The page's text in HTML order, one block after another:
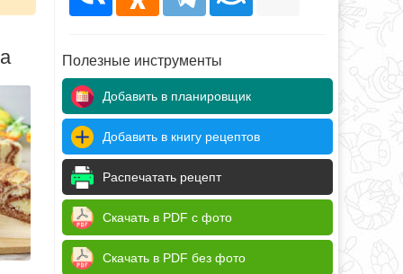
Полезные инструменты
Добавить в планировщик
Добавить в книгу рецептов
Распечатать рецепт
Скачать в PDF с фото
Скачать в PDF без фото